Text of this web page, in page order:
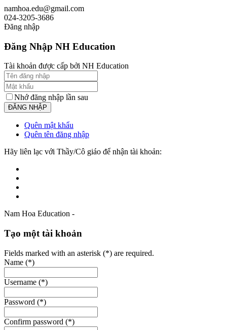
namhoa.edu@gmail.com
024-3205-3686
Đăng nhập
Đăng Nhập NH Education
Tài khoản được cấp bởi NH Education
Nhớ đăng nhập lần sau
Quên mật khẩu
Quên tên đăng nhập
Hãy liên lạc với Thầy/Cô giáo để nhận tài khoản:
Nam Hoa Education -
Tạo một tài khoản
Fields marked with an asterisk (*) are required.
Name (*)
Username (*)
Password (*)
Confirm password (*)